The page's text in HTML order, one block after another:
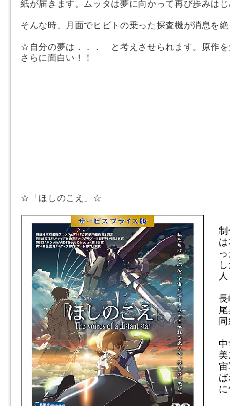
紙が届きます。ムッタは夢に向かって再び歩みは
そんな時、月面でヒビトの乗った探査機が消息を
☆自分の夢は．．． と考えさせられます。原作を
さらに面白い！！
☆「ほしのこえ」☆